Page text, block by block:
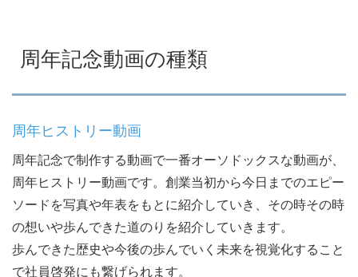
周年記念動画の種類
周年ヒストリー動画
周年記念で制作する動画で一番オーソドックスな動画が、
周年ヒストリー動画です。創業当初から今日までのエピー
ソードを写真や年表をもとに紹介していき、その時その時
の想いや歩んできた道のりを紹介していきます。
歩んできた歴史や今後の歩んでいく未来を視覚化すること
で社員啓発にも繋げられます。